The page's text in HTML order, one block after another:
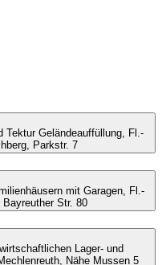
Tektur Geländeauffüllung, Fl.-
Parkstr. 7
mit Garagen, Fl.-
Bayreuther Str. 80
Lager- und
Nähe Mussen 5